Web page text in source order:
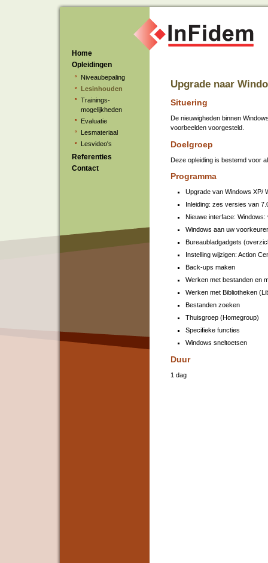
Home
Opleidingen
Niveaubepaling
Lesinhouden
Trainings-
mogelijkheden
Evaluatie
Lesmateriaal
Lesvideo's
Referenties
Contact
Upgrade naar
Situering
De nieuwigheden binnen
voorbeelden voorgesteld.
Doelgroep
Deze opleiding is bestemd voor
Programma
Upgrade van Windows XP/
Inleiding: zes versies van
Nieuwe interface:
Windows aan uw
Bureaubladgadgets
Instelling wijzigen: Action
Back-ups maken
Werken met bestanden en
Werken met Bibliotheken
Bestanden zoeken
Thuisgroep (Homegroup)
Specifieke functies
Windows sneltoetsen
Duur
1 dag